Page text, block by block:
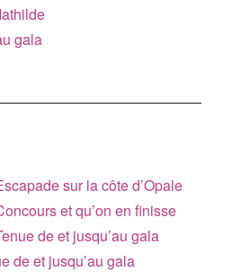
gala
sur la côte d’Opale
et qu’on en finisse
de et jusqu’au gala
de et jusqu’au gala